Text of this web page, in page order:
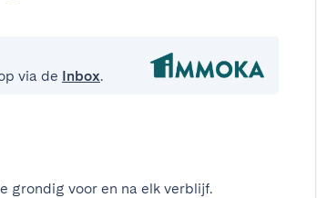
via de Inbox.
grondig voor en na elk verblijf.